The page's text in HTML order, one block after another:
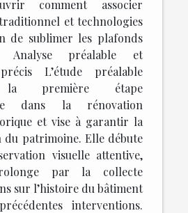
comment associer
et technologies
de sublimer les plafonds
Analyse préalable et
L’étude préalable
la première étape
dans la rénovation
et vise à garantir la
du patrimoine. Elle débute
visuelle attentive,
par la collecte
sur l’histoire du bâtiment
interventions.